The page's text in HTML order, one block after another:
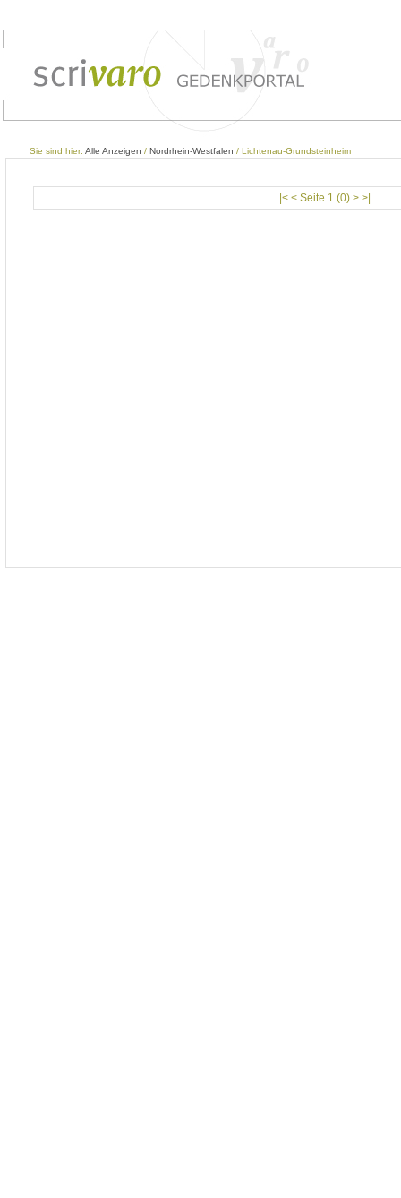
Sie sind hier: Alle Anzeigen / Nordrhein-Westfalen / Lichtenau-Grundsteinheim
|< < Seite 1 (0) > >|